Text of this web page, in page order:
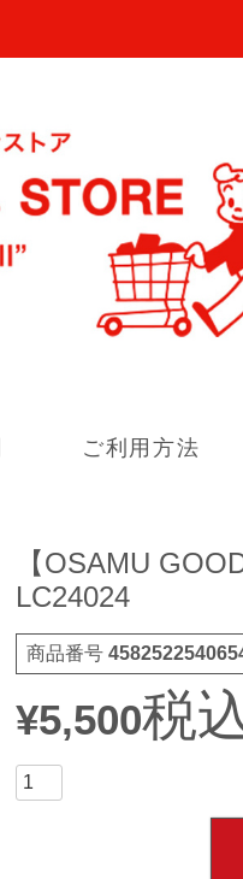
ご利用方法
【OSAMU
LC24024
商品番号
¥5,500税